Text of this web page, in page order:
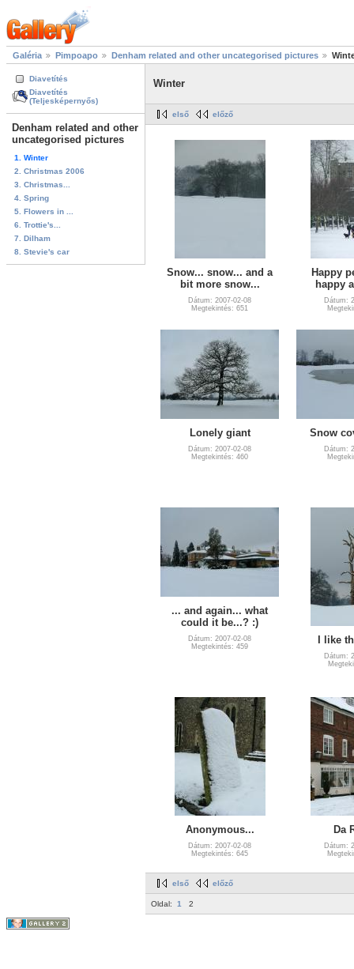
Galéria Pimpoapo Denham related and other uncategorised pictures
Diavetítés
Diavetítés
(Teljesképernyős)
Denham related and other
uncategorised pictures
1. Winter
2. Christmas 2006
3. Christmas...
4. Spring
5. Flowers in ...
6. Trottie's...
7. Dilham
8. Stevie's car
Winter
első előző
Snow... snow... and a
bit more snow...
Dátum: 2007-02-08
Megtekintés: 651
Happy
happy
Dátum:
Lonely giant
Dátum: 2007-02-08
Megtekintés: 460
Snow
Dátum:
... and again... what
could it be...? :)
Dátum: 2007-02-08
Megtekintés: 459
I like
Dátum:
Anonymous...
Dátum: 2007-02-08
Megtekintés: 645
Da
Dátum:
első előző
Oldal: 1 2